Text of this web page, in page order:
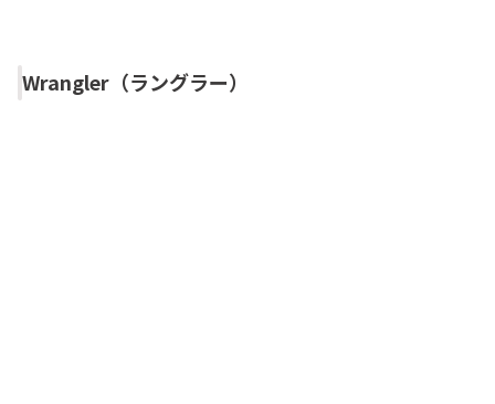
Wrangler（ラングラー）